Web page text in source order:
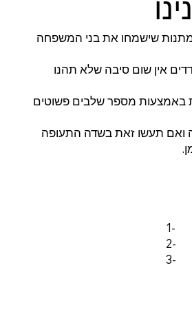
שישמחו את בני המשפחה
אין שום סיבה שלא תהנו
באמצעות מספר שלבים פשוטים
ואם תעשו זאת בשדה התעופה
1-
2-
3-